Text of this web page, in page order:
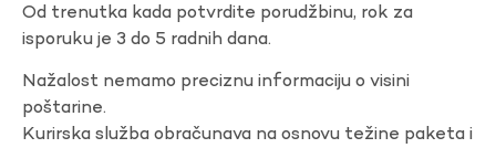
Od trenutka kada potvrdite porudžbinu, rok za
isporuku je 3 do 5 radnih dana.
Nažalost nemamo preciznu informaciju o visini
poštarine.
Kurirska služba obračunava na osnovu težine paketa i